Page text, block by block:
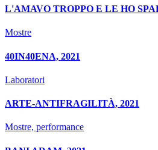
L'AMAVO TROPPO E LE HO
Mostre
40IN40ENA, 2021
Laboratori
ARTE-ANTIFRAGILITÀ, 2021
Mostre, performance